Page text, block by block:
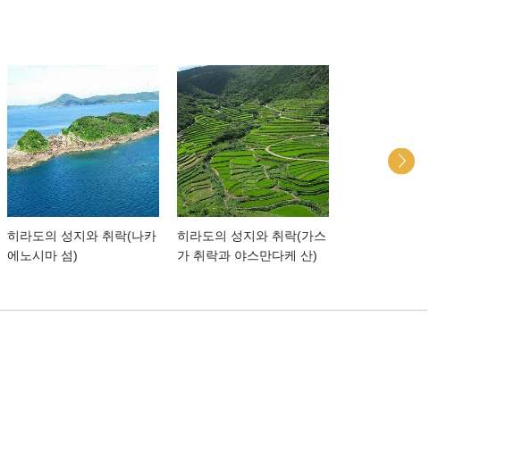
히라도의 성지와 취락(나카
에노시마 섬)
히라도의 성지와 취락(가스
가 취락과 야스만다케 산)